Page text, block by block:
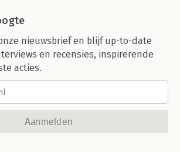
nieuwsbrief en blijf up-to-date
en recensies, inspirerende
acties.
Aanmelden